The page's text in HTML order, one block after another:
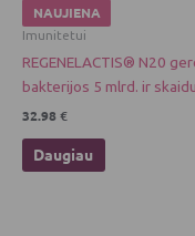
NAUJIENA
Imunitetui
REGENELACTIS® N20
bakterijos 5 mlrd. ir
32.98€
Daugiau